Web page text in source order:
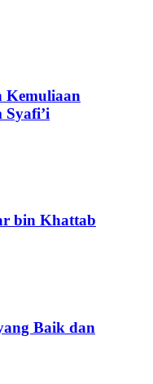
Kemuliaan
Syafi’i
bin Khattab
Baik dan